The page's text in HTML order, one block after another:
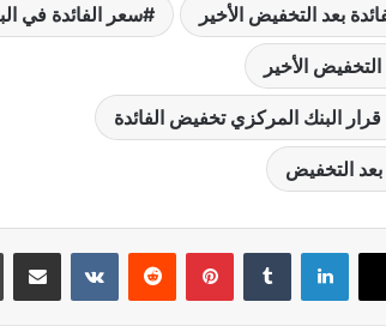
بعد التخفيض الأخير سعر الفائدة في
الأخير
البنك المركزي تخفيض الفائدة
التخفيض
لينكدإن بينتيريست